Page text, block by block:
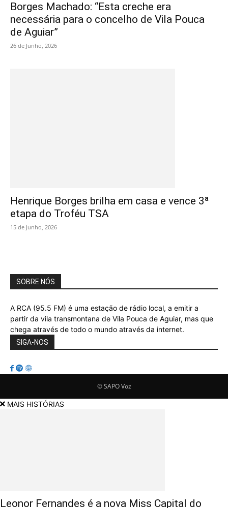
Borges Machado: “Esta creche era
necessária para o concelho de Vila Pouca
de Aguiar”
26 de Junho, 2026
Henrique Borges brilha em casa e vence 3ª
etapa do Troféu TSA
15 de Junho, 2026
SOBRE NÓS
A RCA (95.5 FM) é uma estação de rádio local, a emitir a
partir da vila transmontana de Vila Pouca de Aguiar, mas que
chega através de todo o mundo através da internet.
SIGA-NOS
© SAPO Voz
MAIS HISTÓRIAS
Leonor Fernandes é a nova Miss Capital do